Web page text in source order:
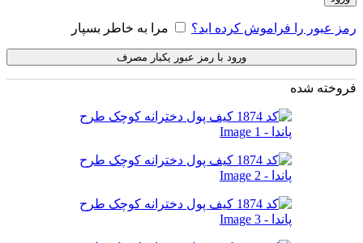
رمز عبور را فراموش کرده اید؟ مرا به خاطر بسپار
ورود با رمز عبور یکبار مصرف
فروخته شده